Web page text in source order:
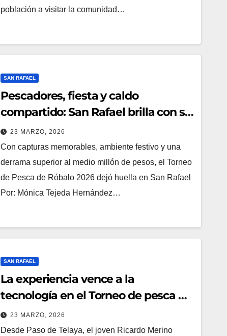
población a visitar la comunidad…
SAN RAFAEL
Pescadores, fiesta y caldo
compartido: San Rafael brilla con su
torneo de robalo 2026
23 MARZO, 2026
Con capturas memorables, ambiente festivo y una
derrama superior al medio millón de pesos, el Torneo
de Pesca de Róbalo 2026 dejó huella en San Rafael
Por: Mónica Tejeda Hernández…
SAN RAFAEL
La experiencia vence a la
tecnología en el Torneo de pesca de
robalo
23 MARZO, 2026
Desde Paso de Telaya, el joven Ricardo Merino